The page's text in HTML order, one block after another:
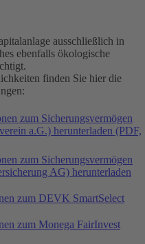
ausschließlich in
ebenfalls ökologische
finden Sie hier die
zum Sicherungsvermögen
a.G.) herunterladen (PDF,
zum Sicherungsvermögen
AG) herunterladen
zum DEVK SmartSelect
zum Monega FairInvest